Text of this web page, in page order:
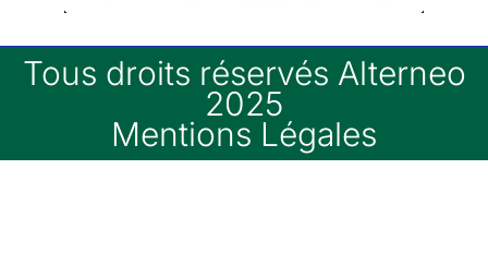
Tous droits réservés Alterneo
2025
Mentions Légales